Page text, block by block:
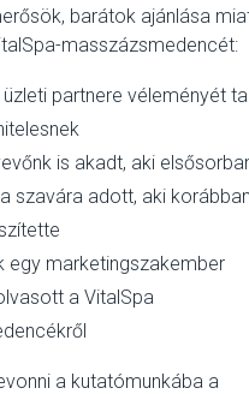
barátok ajánlása
masszázsmedencét:
partnere véleményét
is akadt, aki
szavára adott, aki
egy marketingszakember
a VitalSpa
a kutatómunkába a